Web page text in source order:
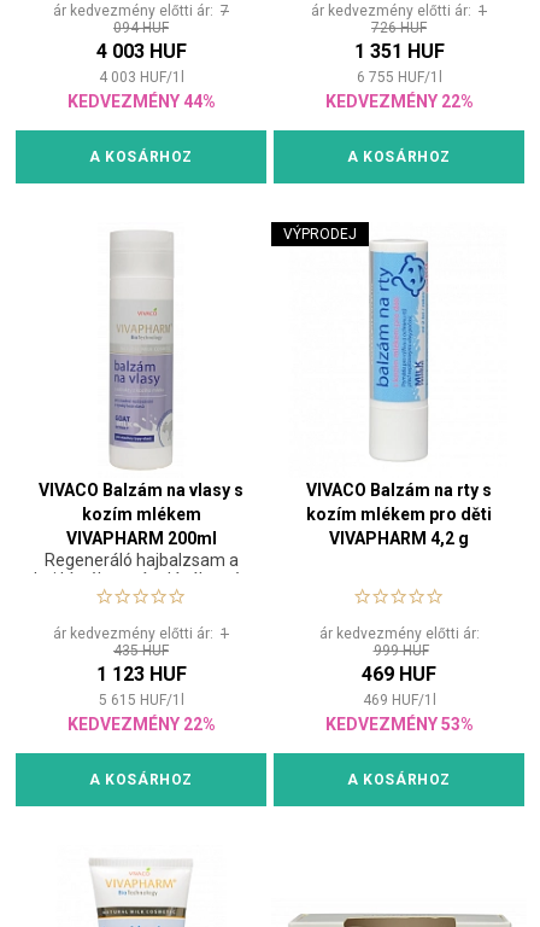
ár kedvezmény előtti ár: 7
094 HUF
4 003 HUF
4 003 HUF/1
KEDVEZMÉNY 44%
A KOSÁRHOZ
ár kedvezmény előtti ár: 1
726 HUF
1 351 HUF
6 755 HUF/1
KEDVEZMÉNY 22%
A KOSÁRHOZ
VIVACO Balzám na vlasy s
kozím mlékem
VIVAPHARM 200ml
Regeneráló hajbalzsam a
haj kíméletes ápolásához és
könnyű kifésüléséhez.
ár kedvezmény előtti ár: 1
435 HUF
1 123 HUF
5 615 HUF/1
KEDVEZMÉNY 22%
A KOSÁRHOZ
VÝPRODEJ
VIVACO Balzám na rty s
kozím mlékem pro děti
VIVAPHARM 4,2 g
ár kedvezmény előtti ár:
999 HUF
469 HUF
469 HUF/1
KEDVEZMÉNY 53%
A KOSÁRHOZ